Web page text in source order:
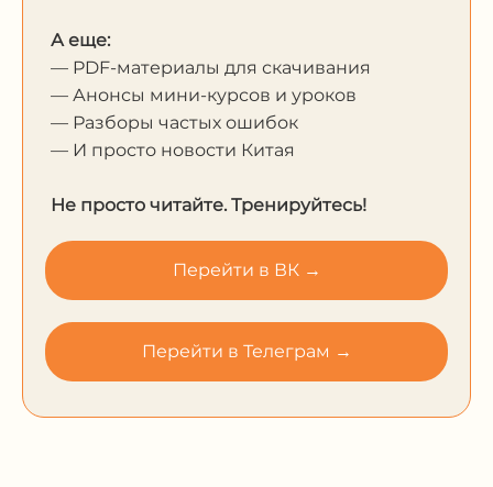
А еще:
— PDF-материалы для скачивания
— Анонсы мини-курсов и уроков
— Разборы частых ошибок
— И просто новости Китая
Не просто читайте. Тренируйтесь!
Перейти в ВК →
Перейти в Телеграм →